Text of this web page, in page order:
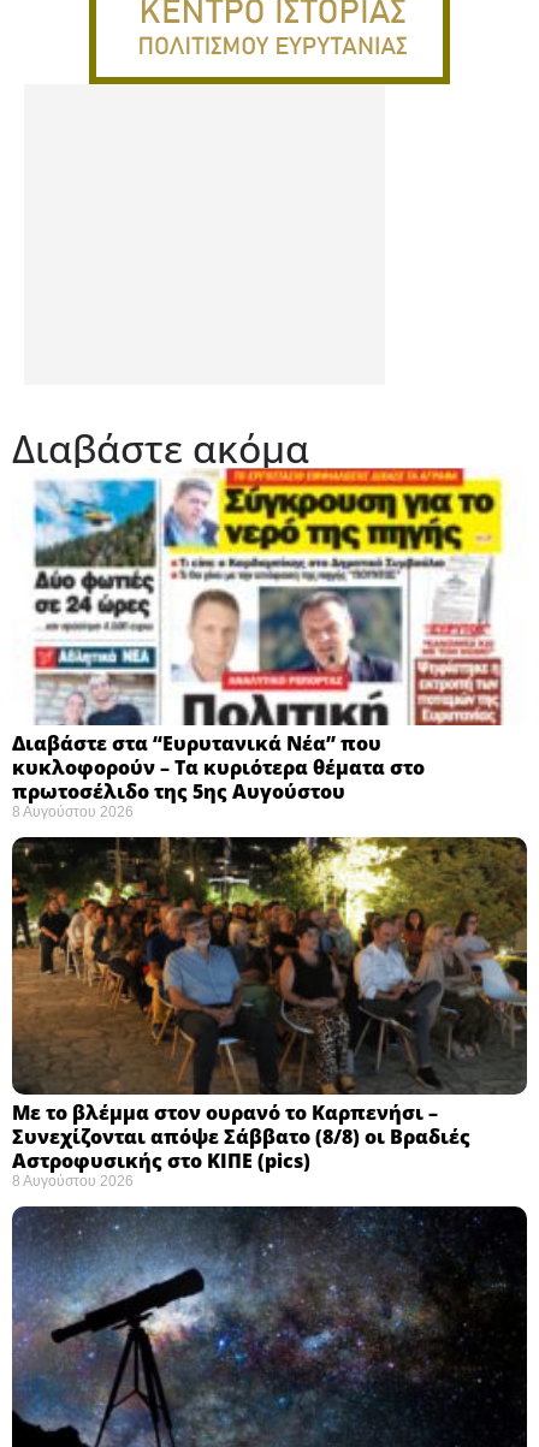
Διαβάστε ακόμα
Διαβάστε στα “Ευρυτανικά Νέα” που
κυκλοφορούν – Τα κυριότερα θέματα στο
πρωτοσέλιδο της 5ης Αυγούστου
8 Αυγούστου 2026
Με το βλέμμα στον ουρανό το Καρπενήσι –
Συνεχίζονται απόψε Σάββατο (8/8) οι Βραδιές
Αστροφυσικής στο ΚΙΠΕ (pics)
8 Αυγούστου 2026